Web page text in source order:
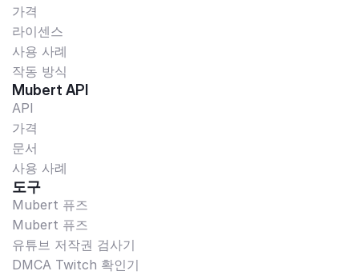
가격
라이센스
사용 사례
작동 방식
Mubert API
API
가격
문서
사용 사례
도구
Mubert 퓨즈
Mubert 퓨즈
유튜브 저작권 검사기
DMCA Twitch 확인기